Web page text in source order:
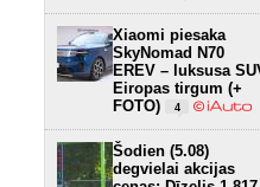
Xiaomi piesaka
SkyNomad N70
EREV – luksusa
Eiropas tirgum (+
FOTO)
4
Šodien (5.08)
degvielai akcijas